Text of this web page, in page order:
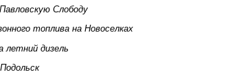
Слободу
топлива на Новоселках
летний дизель